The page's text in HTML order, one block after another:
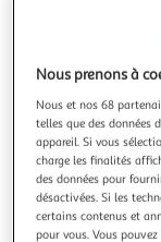
5.0
Nous prenons à
Nous et nos 68
telles que des données
appareil. Si vous
charge les finalités
des données pour
désactivées. Si les
certains contenus et
pour vous. Vous